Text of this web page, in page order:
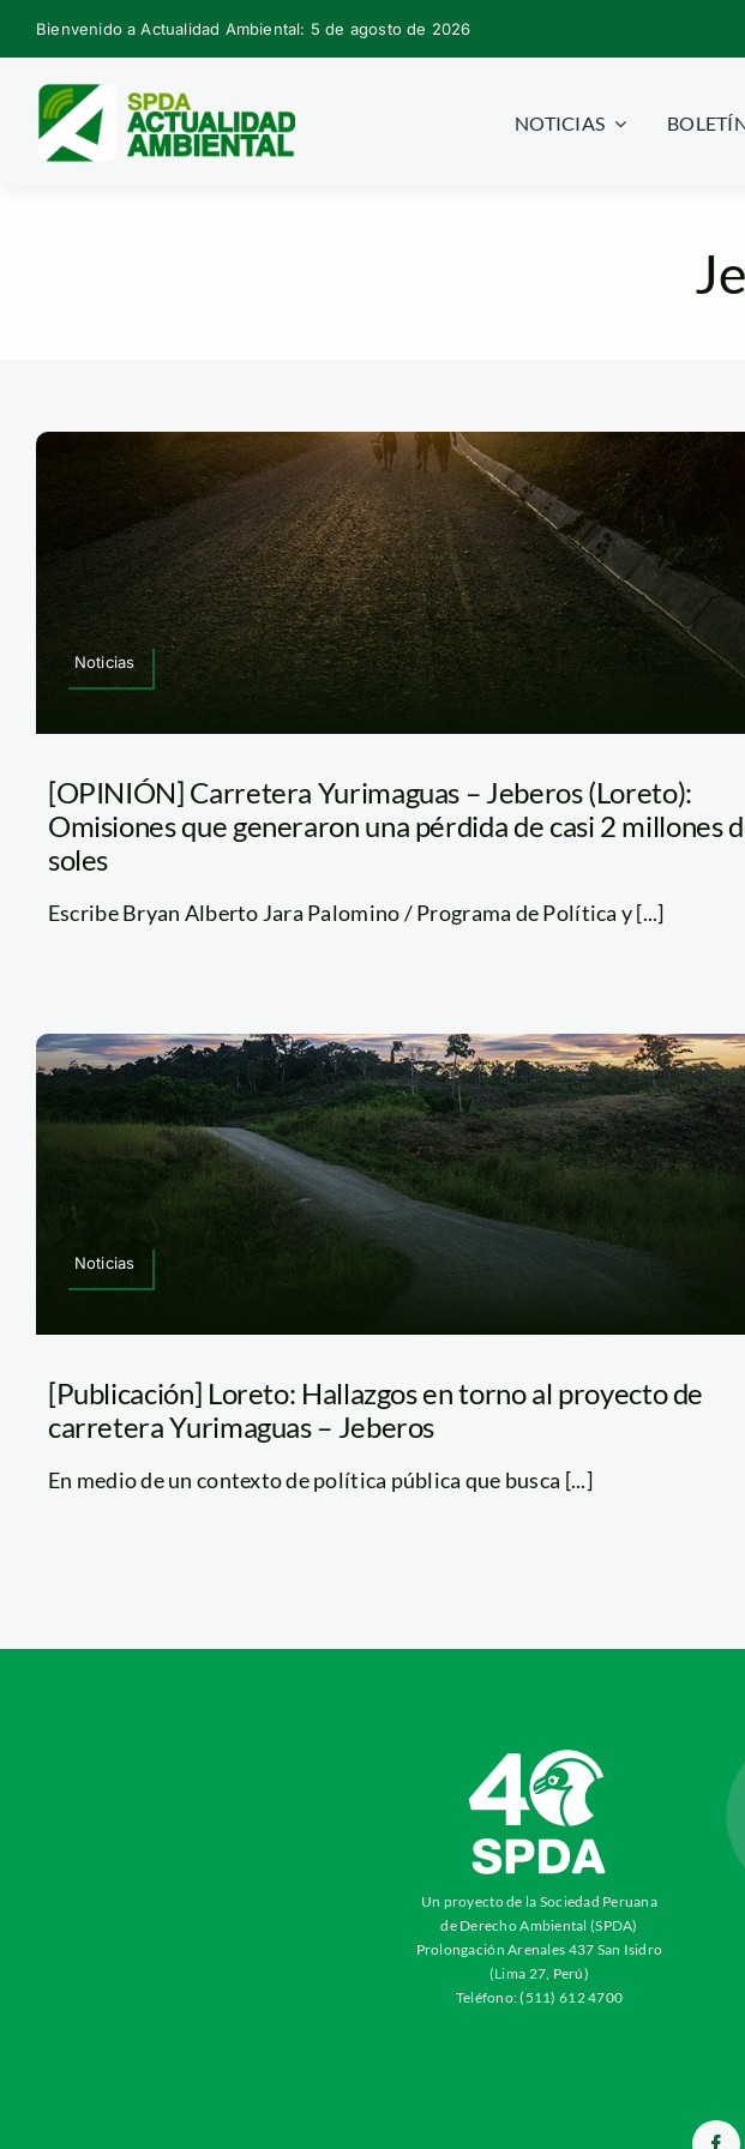
Skip
to
content
Bienvenido a Actualidad Ambiental: 5 de agosto de 2026
NOTICIAS
Noticias
[OPINIÓN] Carretera Yurimaguas – Jeberos (Loreto):
Omisiones que generaron una pérdida de casi 2 millones
soles
Escribe Bryan Alberto Jara Palomino / Programa de Política y [...]
Noticias
[Publicación] Loreto: Hallazgos en torno al proyecto de
carretera Yurimaguas – Jeberos
En medio de un contexto de política pública que busca [...]
Un proyecto de la Sociedad Peruana
de Derecho Ambiental (SPDA)
Prolongación Arenales 437 San Isidro
(Lima 27, Perú)
Teléfono: (511) 612 4700